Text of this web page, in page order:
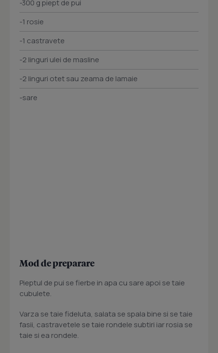
-300 g piept de pui
-1 rosie
-1 castravete
-2 linguri ulei de masline
-2 linguri otet sau zeama de lamaie
-sare
Mod de preparare
Pieptul de pui se fierbe in apa cu sare apoi se taie
cubulete.
Varza se taie fideluta, salata se spala bine si se taie
fasii, castravetele se taie rondele subtiri iar rosia se
taie si ea rondele.